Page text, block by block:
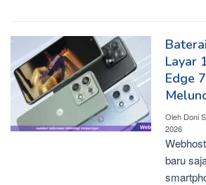
Layar
Edge
Oleh Doni S
2026
baru